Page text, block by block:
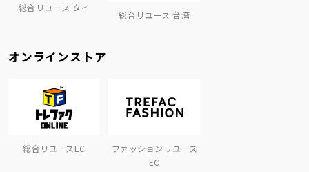
総合リユース タイ
総合リユース 台湾
オンラインストア
総合リユースEC
ファッションリユース
EC